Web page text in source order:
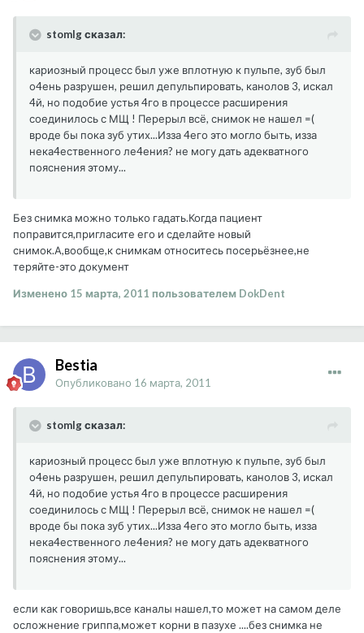
stomlg сказал:
кариозный процесс был уже вплотную к пульпе, зуб был
о4ень разрушен, решил депульпировать, канолов 3, искал
4й, но подобие устья 4го в процессе расширения
соединилось с МЩ ! Перерыл всё, снимок не нашел =(
вроде бы пока зуб утих...Изза 4его это могло быть, изза
нека4ественного ле4ения? не могу дать адекватного
пояснения этому...
Без снимка можно только гадать.Когда пациент
поправится,пригласите его и сделайте новый
снимок.А,вообще,к снимкам относитесь посерьёзнее,не
теряйте-это документ
Изменено 15 марта, 2011 пользователем DokDent
Bestia
Опубликовано 16 марта, 2011
stomlg сказал:
кариозный процесс был уже вплотную к пульпе, зуб был
о4ень разрушен, решил депульпировать, канолов 3, искал
4й, но подобие устья 4го в процессе расширения
соединилось с МЩ ! Перерыл всё, снимок не нашел =(
вроде бы пока зуб утих...Изза 4его это могло быть, изза
нека4ественного ле4ения? не могу дать адекватного
пояснения этому...
если как говоришь,все каналы нашел,то может на самом деле
осложнение гриппа,может корни в пазухе ....без снимка не